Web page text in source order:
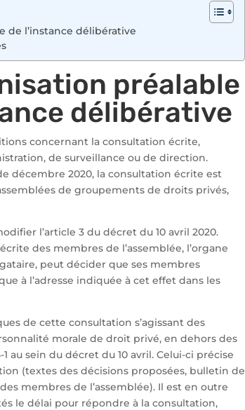
de l’instance délibérative
préalable
délibérative
concernant la consultation écrite,
de surveillance ou de direction.
décembre 2020, la consultation écrite est
de groupements de droits privés,
l’article 3 du décret du 10 avril 2020.
des membres de l’assemblée, l’organe
peut décider que ses membres
à l’adresse indiquée à cet effet dans les
de cette consultation s’agissant des
morale de droit privé, en dehors des
au sein du décret du 10 avril. Celui-ci précise
(textes des décisions proposées, bulletin de
membres de l’assemblée). Il est en outre
le délai pour répondre à la consultation,